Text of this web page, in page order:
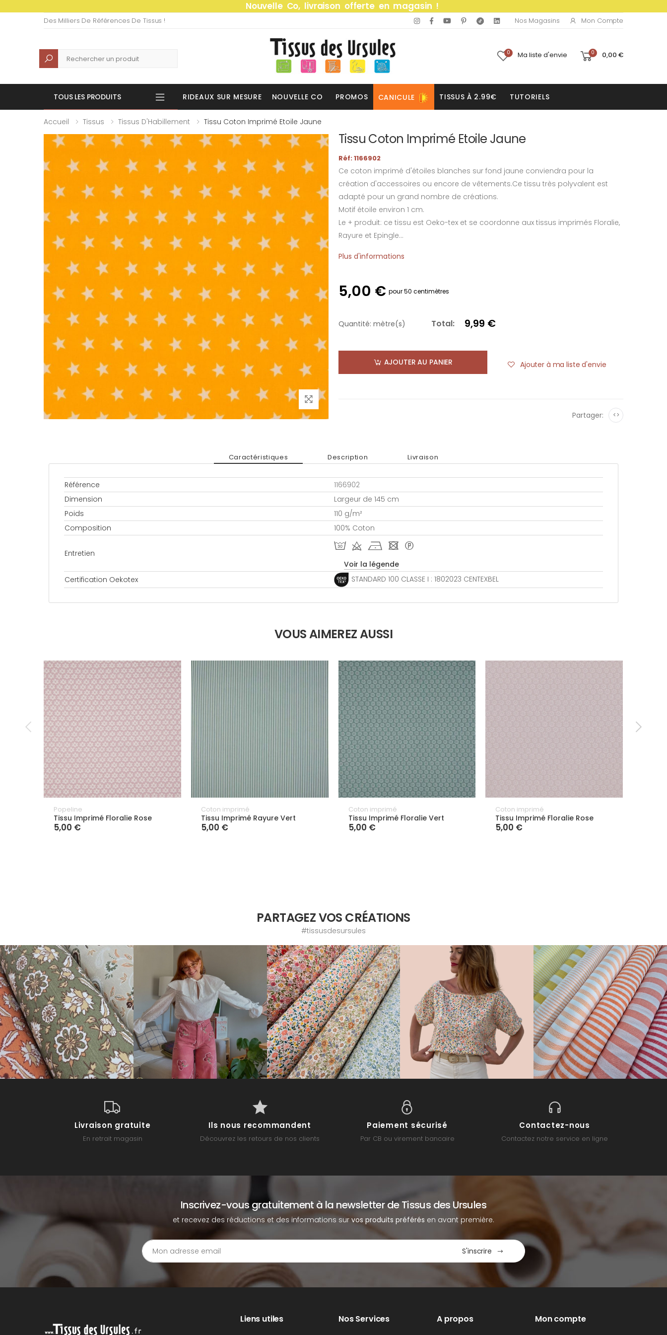
Nouvelle Co, livraison offerte en magasin !
Des Milliers De Références De Tissus ! Nos Magasins Mon Compte
Recherche 0 Ma liste d'envie 0 0,00 €
TOUS LES PRODUITS RIDEAUX SUR MESURE NOUVELLE CO PROMOS CANICULE TISSUS À 2.99€ TUTORIELS
Accueil Tissus Tissus D'Habillement Tissu Coton Imprimé Etoile Jaune
Tissu Coton Imprimé Etoile Jaune
Réf: 1166902
Ce coton imprimé d'étoiles blanches sur fond jaune conviendra pour la
création d'accessoires ou encore de vêtements.Ce tissu très polyvalent est
adapté pour un grand nombre de créations.
Motif étoile environ 1 cm.
Le + produit: ce tissu est Oeko-tex et se coordonne aux tissus imprimés Floralie,
Rayure et Epingle...
Plus d'informations
5,00 € pour 50 centimètres
Quantité: mètre(s) Total: 9,99 €
AJOUTER AU PANIER Ajouter à ma liste d'envie
Partager: <>
Caractéristiques Description Livraison
Référence
1166902
Dimension
Largeur de 145 cm
Poids
110 g/m²
Composition
100% Coton
Entretien
T d h - *
Voir la légende
Certification Oekotex
STANDARD 100 CLASSE I : 1802023 CENTEXBEL
VOUS AIMEREZ AUSSI
Popeline
Tissu Imprimé Floralie Rose
5,00 €
Coton imprimé
Tissu Imprimé Rayure Vert
5,00 €
Coton imprimé
Tissu Imprimé Floralie Vert
5,00 €
Coton imprimé
Tissu Imprimé Floralie Rose
5,00 €
PARTAGEZ VOS CRÉATIONS
#tissusdesursules
Livraison gratuite
En retrait magasin
Ils nous recommandent
Découvrez les retours de nos clients
Paiement sécurisé
Par CB ou virement bancaire
Contactez-nous
Contactez notre service en ligne
Inscrivez-vous gratuitement à la newsletter de Tissus des Ursules
et recevez des réductions et des informations survos produits préférés en avant première.
S'inscrire
Liens utiles Nos Services A propos Mon compte